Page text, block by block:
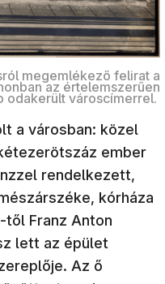
megemlékező felirat a
az értelemszerűen
odakerült városcímerrel.
a városban: közel
ember
rendelkezett,
kórháza
től Franz Anton
lett az épület
Az ő